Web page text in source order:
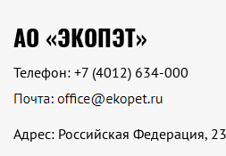
АО «ЭКОПЭТ»
Телефон: +7 (4012) 634-000
Адрес: Российская Федерация,